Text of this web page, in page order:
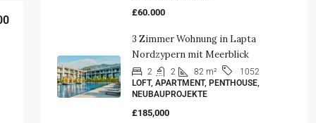
£60.000
3 Zimmer Wohnung in Lapta
Nordzypern mit Meerblick
2 2 82 m²
1052
LOFT, APARTMENT, PENTHOUSE,
NEUBAUPROJEKTE
£185,000